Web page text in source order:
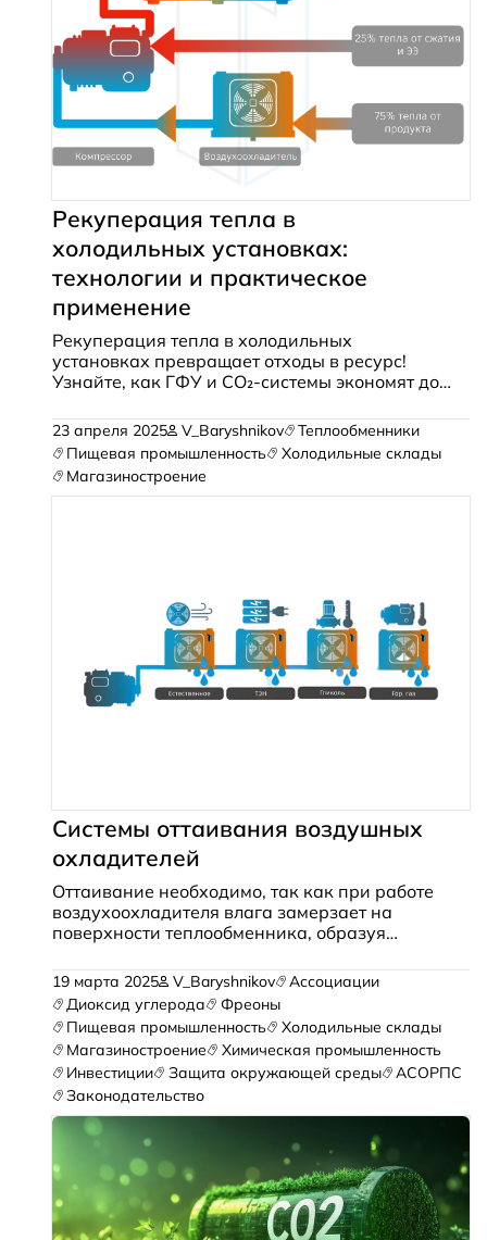
Рекуперация тепла в
холодильных установках:
технологии и практическое
применение
Рекуперация тепла в холодильных
установках превращает отходы в ресурс!
Узнайте, как ГФУ и CO₂-системы экономят до
обогревая помещения. Эффективность,
экономия и практические решения для
бизнеса.
23 апреля 2025 V_Baryshnikov
Теплообменники
Пищевая промышленность
Холодильные склады
Магазиностроение
Системы оттаивания воздушных
охладителей
Оттаивание необходимо, так как при работе
воздухоохладителя влага замерзает на
поверхности теплообменника, образуя
повышает температуру в охлаждаемом
объеме и увеличивает нагрузку на
компрессор, рискуя его поломкой. Мы
рассмотрели основные методы оттайки…
19 марта 2025 V_Baryshnikov
Ассоциации
Диоксид углерода
Фреоны
Пищевая промышленность
Холодильные склады
Магазиностроение
Химическая промышленность
Инвестиции
Защита окружающей среды
АСОРПС
Законодательство